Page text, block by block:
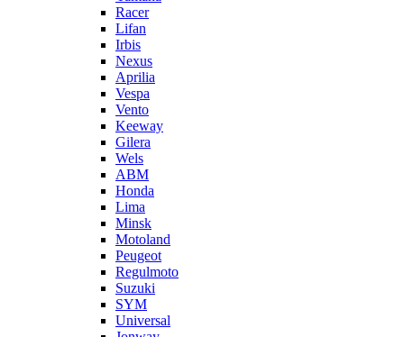
Racer
Lifan
Irbis
Nexus
Aprilia
Vespa
Vento
Keeway
Gilera
Wels
ABM
Honda
Lima
Minsk
Motoland
Peugeot
Regulmoto
Suzuki
SYM
Universal